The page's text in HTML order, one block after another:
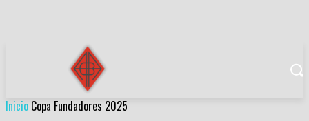
Inicio Copa Fundadores 2025